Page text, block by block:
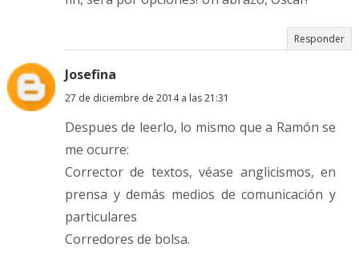
Responder
Josefina
27 de diciembre de 2014 a las 21:31
Despues de leerlo, lo mismo que a Ramón se
me ocurre:
Corrector de textos, véase anglicismos, en
prensa y demás medios de comunicación y
particulares
Corredores de bolsa.